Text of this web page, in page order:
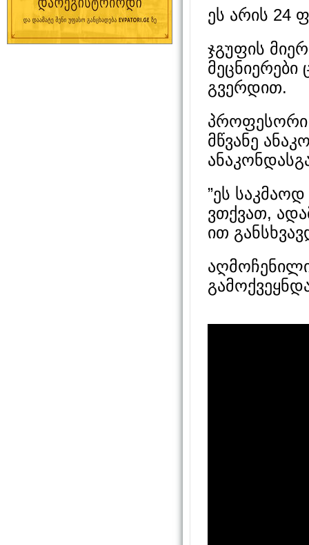
ეს არის 24
ჯგუფის
მეცნიერები
გვერდით.
მწვანე
”ეს
ვთქვათ,
ით